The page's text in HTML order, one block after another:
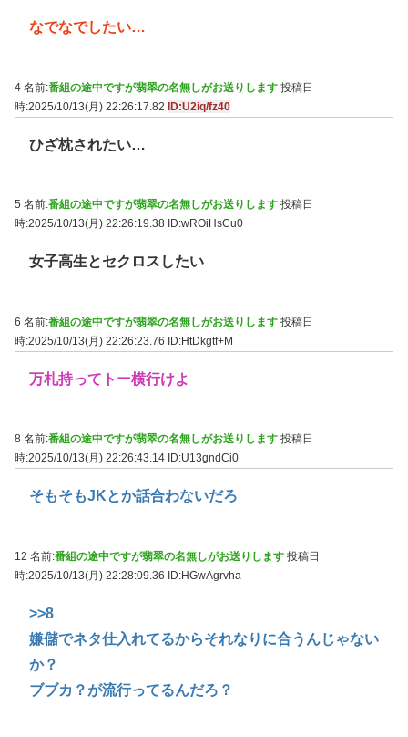
なでなでしたい…
4 名前:番組の途中ですが翡翠の名無しがお送りします 投稿日
時:2025/10/13(月) 22:26:17.82 ID:U2iq/fz40
ひざ枕されたい…
5 名前:番組の途中ですが翡翠の名無しがお送りします 投稿日
時:2025/10/13(月) 22:26:19.38 ID:wROiHsCu0
女子高生とセクロスしたい
6 名前:番組の途中ですが翡翠の名無しがお送りします 投稿日
時:2025/10/13(月) 22:26:23.76 ID:HtDkgtf+M
万札持ってトー横行けよ
8 名前:番組の途中ですが翡翠の名無しがお送りします 投稿日
時:2025/10/13(月) 22:26:43.14 ID:U13gndCi0
そもそもJKとか話合わないだろ
12 名前:番組の途中ですが翡翠の名無しがお送りします 投稿日
時:2025/10/13(月) 22:28:09.36
ID:HGwAgrvha
>>8
嫌儲でネタ仕入れてるからそれなりに合うんじゃない
か？
ブブカ？が流行ってるんだろ？